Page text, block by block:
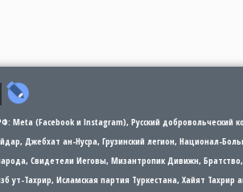
(Facebook и Instagram), Русский добровольческий
Джебхат ан-Нусра, Грузинский легион, Национал-
Свидетели Иеговы, Мизантропик Дивижн,
ут-Тахрир, Исламская партия Туркестана, Хайят